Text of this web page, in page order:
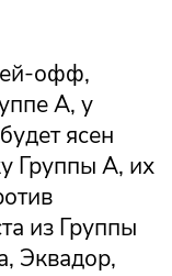
офф,
A, у
ясен
Группы A, их
из Группы
Эквадор,